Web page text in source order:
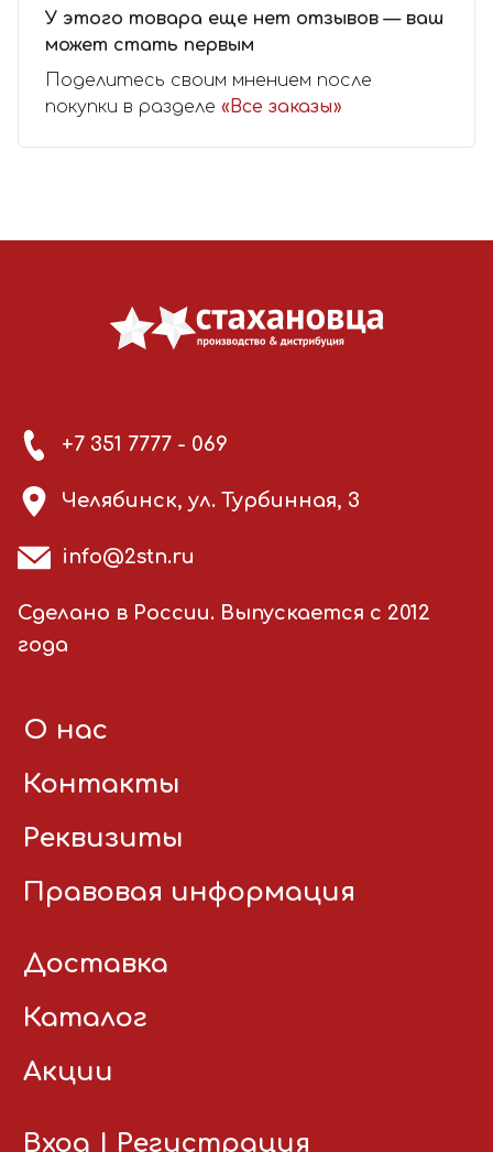
У этого товара еще нет отзывов — ваш
может стать первым
Поделитесь своим мнением после
покупки в разделе «Все заказы»
+7 351 7777 - 069
Челябинск, ул. Турбинная, 3
info@2stn.ru
Сделано в России. Выпускается с 2012
года
О нас
Контакты
Реквизиты
Правовая информация
Доставка
Каталог
Акции
Вход Регистрация